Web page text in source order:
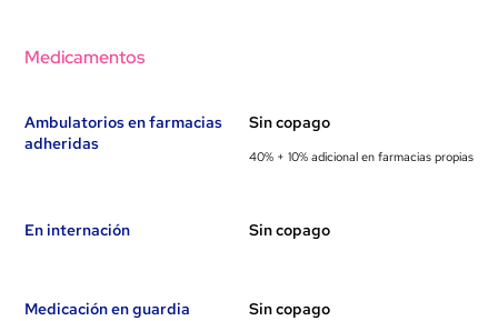
Medicamentos
Ambulatorios en farmacias
adheridas
Sin copago
40% + 10% adicional en farmacias propias
En internación Sin copago
Medicación en guardia Sin copago